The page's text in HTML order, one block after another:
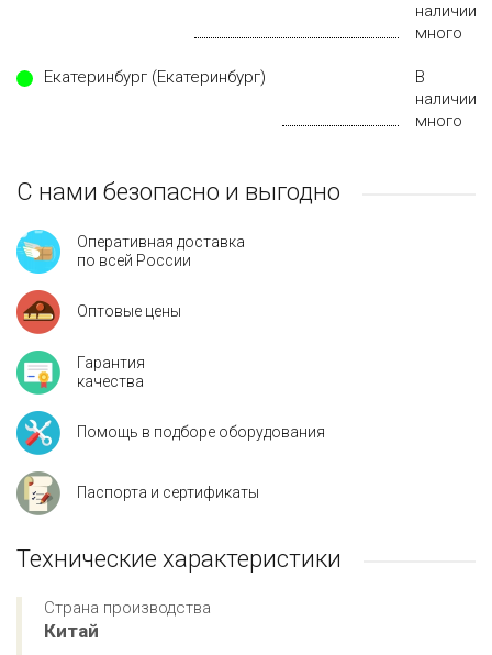
наличии
много
Екатеринбург (Екатеринбург)
В
наличии
много
С нами безопасно и выгодно
Оперативная доставка
по всей России
Оптовые цены
Гарантия
качества
Помощь в подборе оборудования
Паспорта и сертификаты
Технические характеристики
Страна производства
Китай